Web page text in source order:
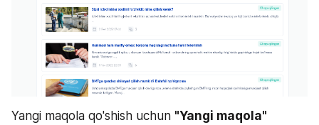
Yangi maqola qo'shish uchun "Yangi maqola"